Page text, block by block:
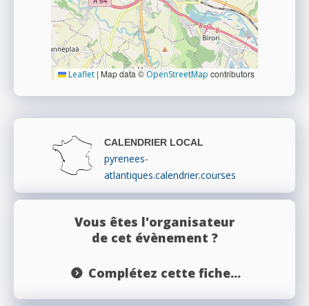
Leaflet | Map data ©OpenStreetMap contributors
CALENDRIER LOCAL
pyrenees-
atlantiques.calendrier.courses
Vous êtes l'organisateur
de cet évènement ?
Complétez cette fiche...